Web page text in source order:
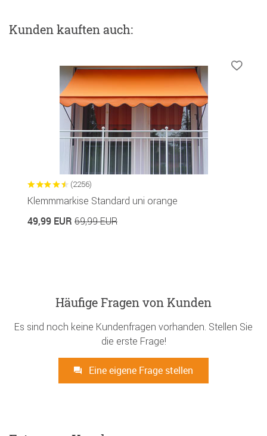
Kunden kauften auch:
(2256)
Klemmmarkise Standard uni orange
49,99 EUR 69,99 EUR
Häufige Fragen von Kunden
Es sind noch keine Kundenfragen vorhanden. Stellen Sie
die erste Frage!
Eine eigene Frage stellen